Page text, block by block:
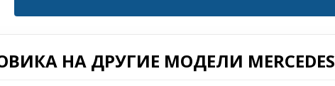
НА ДРУГИЕ МОДЕЛИ MERCEDES